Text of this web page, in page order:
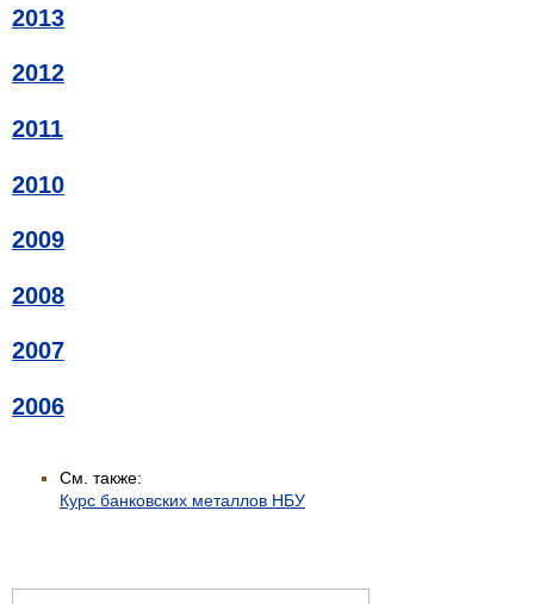
2013
2012
2011
2010
2009
2008
2007
2006
См. также:
Курс банковских металлов НБУ